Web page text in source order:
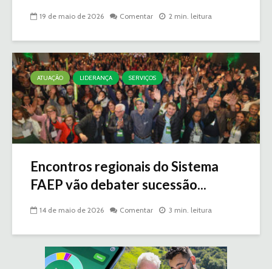
19 de maio de 2026 Comentar 2 min. leitura
ATUAÇÃO LIDERANÇA SERVIÇOS
Encontros regionais do Sistema
FAEP vão debater sucessão...
14 de maio de 2026 Comentar 3 min. leitura